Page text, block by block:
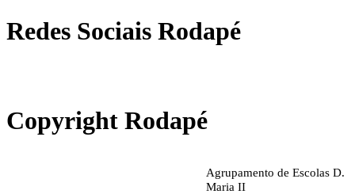
Redes Sociais Rodapé
Copyright Rodapé
Agrupamento de Escolas D.
Maria II